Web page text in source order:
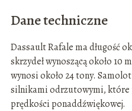
Dane techniczne
Dassault Rafale ma długość
skrzydeł wynoszącą około 10
wynosi około 24 tony.
silnikami odrzutowymi, które
prędkości ponaddźwiękowej.